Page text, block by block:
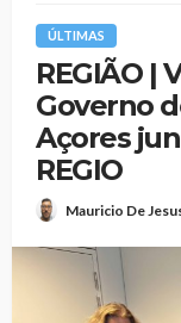
ÚLTIMAS
REGIÃO |
Governo
Açores
REGIO
Mauricio De